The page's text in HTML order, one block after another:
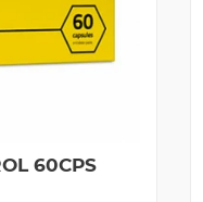
60CPS